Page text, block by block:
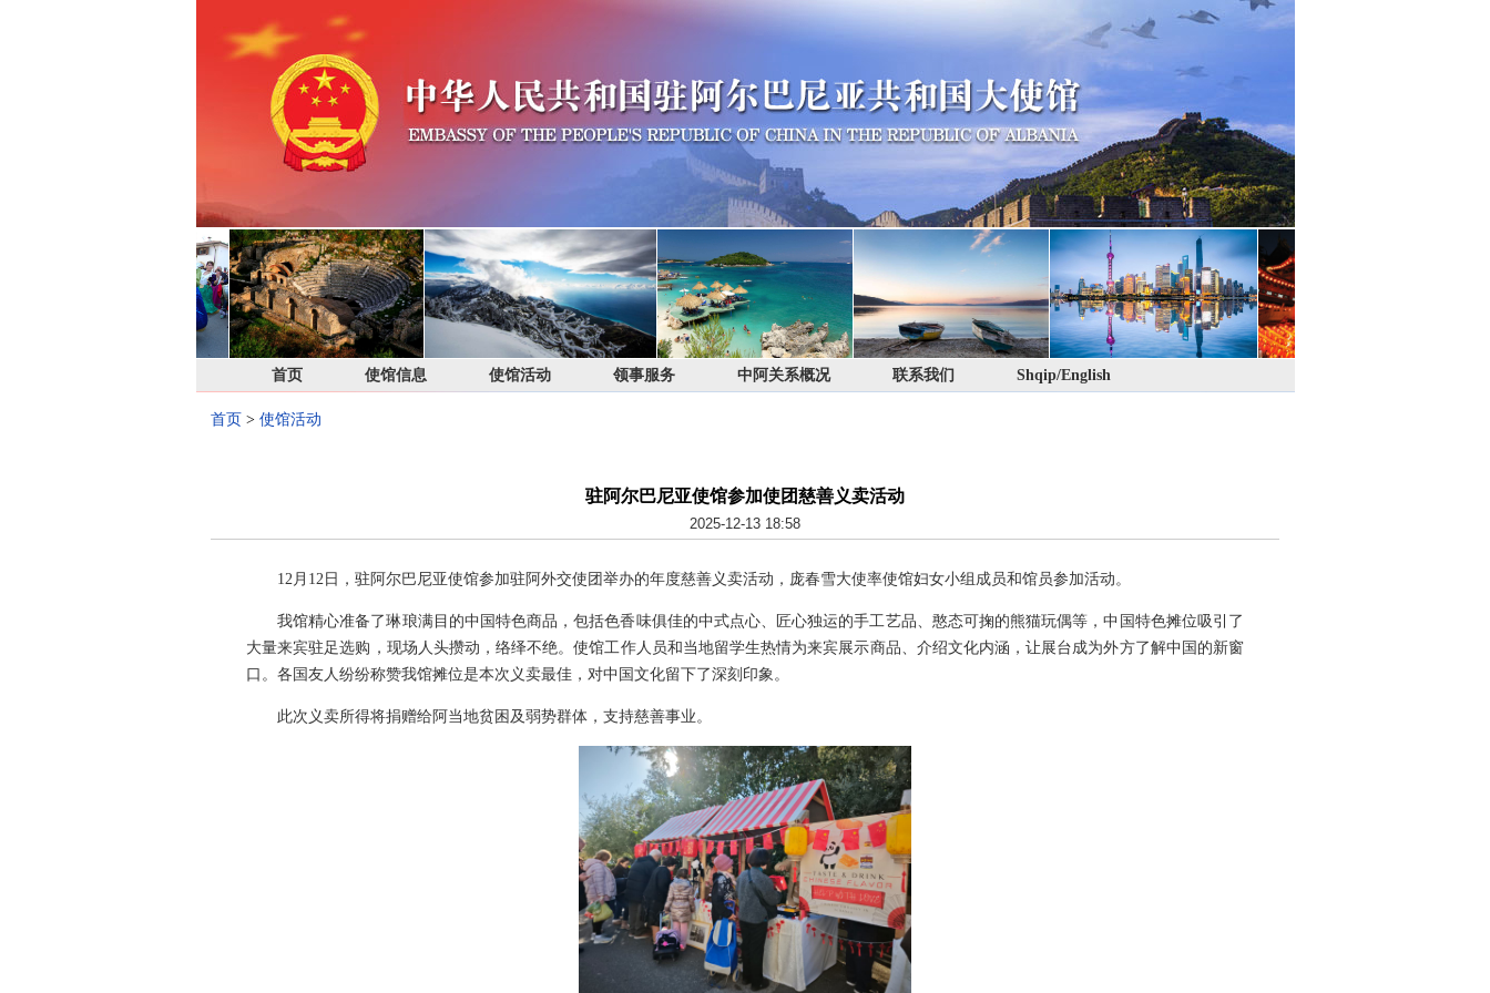
首页 使馆信息 使馆活动 领事服务 中阿关系概况 联系我们 Shqip/English
首页 > 使馆活动
驻阿尔巴尼亚使馆参加使团慈善义卖活动
2025-12-13 18:58
12月12日，驻阿尔巴尼亚使馆参加驻阿外交使团举办的年度慈善义卖活动，庞春雪大使率使馆妇女小组成员和馆员参加活动。
我馆精心准备了琳琅满目的中国特色商品，包括色香味俱佳的中式点心、匠心独运的手工艺品、憨态可掬的熊猫玩偶等，中国特色摊位吸引了
大量来宾驻足选购，现场人头攒动，络绎不绝。使馆工作人员和当地留学生热情为来宾展示商品、介绍文化内涵，让展台成为外方了解中国的新窗
口。各国友人纷纷称赞我馆摊位是本次义卖最佳，对中国文化留下了深刻印象。
此次义卖所得将捐赠给阿当地贫困及弱势群体，支持慈善事业。